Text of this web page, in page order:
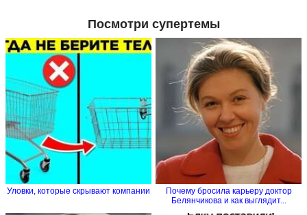
Посмотри супертемы
Уловки, которые скрывают компании
Почему бросила карьеру доктор
Белянчикова и как выглядит...